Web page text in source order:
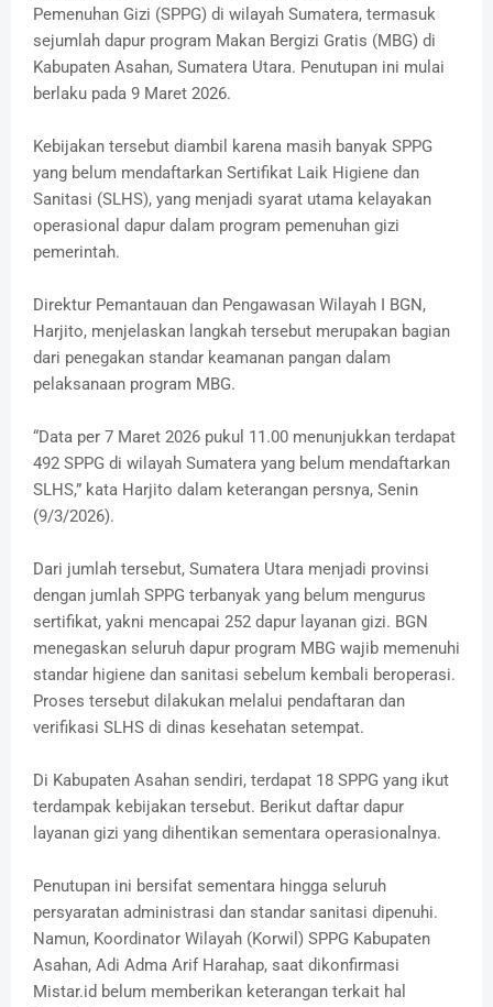
Pemenuhan Gizi (SPPG) di wilayah Sumatera, termasuk
sejumlah dapur program Makan Bergizi Gratis (MBG) di
Kabupaten Asahan, Sumatera Utara. Penutupan ini mulai
berlaku pada 9 Maret 2026.
Kebijakan tersebut diambil karena masih banyak SPPG
yang belum mendaftarkan Sertifikat Laik Higiene dan
Sanitasi (SLHS), yang menjadi syarat utama kelayakan
operasional dapur dalam program pemenuhan gizi
pemerintah.
Direktur Pemantauan dan Pengawasan Wilayah I BGN,
Harjito, menjelaskan langkah tersebut merupakan bagian
dari penegakan standar keamanan pangan dalam
pelaksanaan program MBG.
“Data per 7 Maret 2026 pukul 11.00 menunjukkan terdapat
492 SPPG di wilayah Sumatera yang belum mendaftarkan
SLHS,” kata Harjito dalam keterangan persnya, Senin
(9/3/2026).
Dari jumlah tersebut, Sumatera Utara menjadi provinsi
dengan jumlah SPPG terbanyak yang belum mengurus
sertifikat, yakni mencapai 252 dapur layanan gizi. BGN
menegaskan seluruh dapur program MBG wajib memenuhi
standar higiene dan sanitasi sebelum kembali beroperasi.
Proses tersebut dilakukan melalui pendaftaran dan
verifikasi SLHS di dinas kesehatan setempat.
Di Kabupaten Asahan sendiri, terdapat 18 SPPG yang ikut
terdampak kebijakan tersebut. Berikut daftar dapur
layanan gizi yang dihentikan sementara operasionalnya.
Penutupan ini bersifat sementara hingga seluruh
persyaratan administrasi dan standar sanitasi dipenuhi.
Namun, Koordinator Wilayah (Korwil) SPPG Kabupaten
Asahan, Adi Adma Arif Harahap, saat dikonfirmasi
Mistar.id belum memberikan keterangan terkait hal